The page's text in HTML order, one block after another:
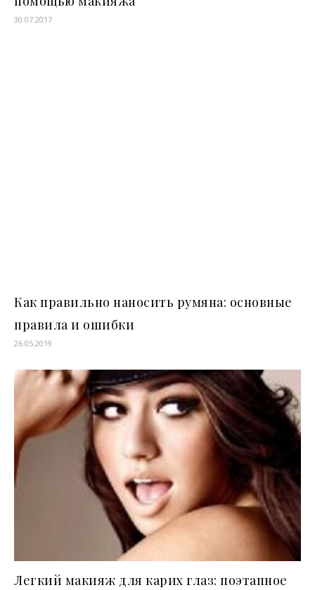
30.07.2017
Как правильно наносить румяна: основные
правила и ошибки
26.05.2019
Легкий макияж для карих глаз: поэтапное